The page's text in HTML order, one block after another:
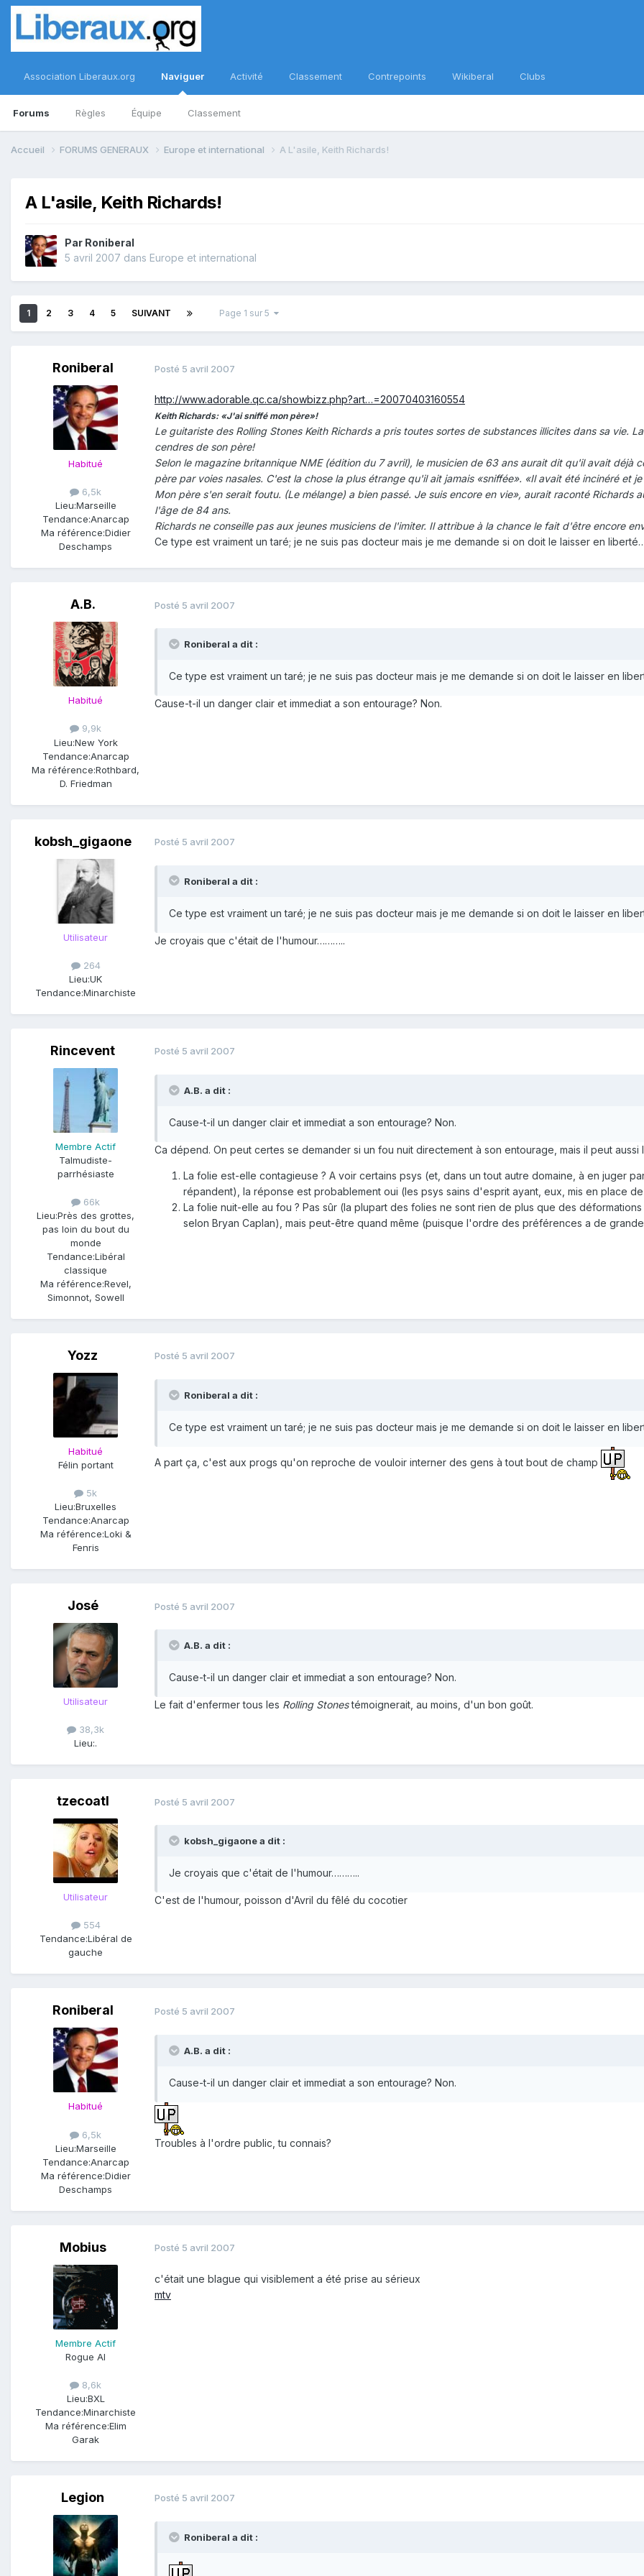
Association Liberaux.org Naviguer
Forums Règles Équipe Classement
Activité Classement Contrepoints Wikiberal Clubs
Accueil FORUMS GENERAUX Europe et international A L'asile, Keith Richards!
A L'asile, Keith Richards!
Par Roniberal
5 avril 2007 dans Europe et international
1 2 3 4 5 SUIVANT Page 1 sur 5
Roniberal
Habitué
6,5k
Lieu:Marseille
Tendance:Anarcap
Ma référence:Didier
Deschamps
Posté 5 avril 2007
http://www.adorable.qc.ca/showbizz.php?art…=20070403160554
Keith Richards: «J'ai sniffé mon père»!
Le guitariste des Rolling Stones Keith Richards a pris toutes sortes de substances illicites dans sa vie.
cendres de son père!
Selon le magazine britannique NME (édition du 7 avril), le musicien de 63 ans aurait dit qu'il avait déjà
père par voies nasales. C'est la chose la plus étrange qu'il ait jamais «sniffée». «Il avait été incinéré et
Mon père s'en serait foutu. (Le mélange) a bien passé. Je suis encore en vie», aurait raconté
l'âge de 84 ans.
Richards ne conseille pas aux jeunes musiciens de l'imiter. Il attribue à la chance le fait d'être encore
Ce type est vraiment un taré; je ne suis pas docteur mais je me demande si on doit le laisser en
A.B.
Habitué
9,9k
Lieu:New York
Tendance:Anarcap
Ma référence:Rothbard,
D. Friedman
Posté 5 avril 2007
Roniberal a dit :
Ce type est vraiment un taré; je ne suis pas docteur mais je me demande si on doit le laisser en
Cause-t-il un danger clair et immediat a son entourage? Non.
kobsh_gigaone
Utilisateur
264
Lieu:UK
Tendance:Minarchiste
Posté 5 avril 2007
Roniberal a dit :
Ce type est vraiment un taré; je ne suis pas docteur mais je me demande si on doit le laisser en
Je croyais que c'était de l'humour………..
Rincevent
Membre Actif
Talmudiste-
parrhésiaste
66k
Lieu:Près des grottes,
pas loin du bout du
monde
Tendance:Libéral
classique
Ma référence:Revel,
Simonnot, Sowell
Posté 5 avril 2007
A.B. a dit :
Cause-t-il un danger clair et immediat a son entourage? Non.
Ca dépend. On peut certes se demander si un fou nuit directement à son entourage, mais il peut aussi
La folie est-elle contagieuse ? A voir certains psys (et, dans un tout autre domaine, à en juger
répandent), la réponse est probablement oui (les psys sains d'esprit ayant, eux, mis en place
La folie nuit-elle au fou ? Pas sûr (la plupart des folies ne sont rien de plus que des
selon Bryan Caplan), mais peut-être quand même (puisque l'ordre des préférences a de
Yozz
Habitué
Félin portant
5k
Lieu:Bruxelles
Tendance:Anarcap
Ma référence:Loki &
Fenris
Posté 5 avril 2007
Roniberal a dit :
Ce type est vraiment un taré; je ne suis pas docteur mais je me demande si on doit le laisser en
A part ça, c'est aux progs qu'on reproche de vouloir interner des gens à tout bout de champ
José
Utilisateur
38,3k
Lieu:.
Posté 5 avril 2007
A.B. a dit :
Cause-t-il un danger clair et immediat a son entourage? Non.
Le fait d'enfermer tous les Rolling Stonestémoignerait, au moins, d'un bon goût.
tzecoatl
Utilisateur
554
Tendance:Libéral de
gauche
Posté 5 avril 2007
kobsh_gigaone a dit :
Je croyais que c'était de l'humour………..
C'est de l'humour, poisson d'Avril du fêlé du cocotier
Roniberal
Habitué
6,5k
Lieu:Marseille
Tendance:Anarcap
Ma référence:Didier
Deschamps
Posté 5 avril 2007
A.B. a dit :
Cause-t-il un danger clair et immediat a son entourage? Non.
Troubles à l'ordre public, tu connais?
Mobius
Membre Actif
Rogue AI
8,6k
Lieu:BXL
Tendance:Minarchiste
Ma référence:Elim
Garak
Posté 5 avril 2007
c'était une blague qui visiblement a été prise au sérieux
mtv
Legion Posté 5 avril 2007
Roniberal a dit :